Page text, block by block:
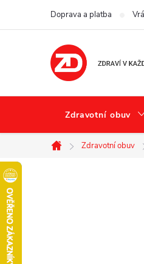
Doprava a platba
Zdravotní obuv
Domů
Zdravotní obuv